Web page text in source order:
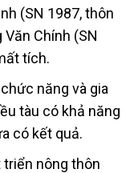
(SN 1987, thôn
Chính (SN
tích.
năng và gia
tàu có khả năng
có kết quả.
triển nông thôn